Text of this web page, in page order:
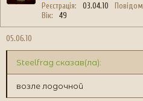
Реєстрація 03.04.10
Вік
49
05.06.10
Steelfrag сказав(ла):
возле лодочной